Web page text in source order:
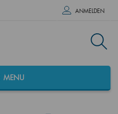
ANMELDEN
MENU